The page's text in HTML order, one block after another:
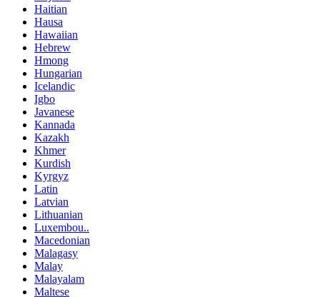
Haitian
Hausa
Hawaiian
Hebrew
Hmong
Hungarian
Icelandic
Igbo
Javanese
Kannada
Kazakh
Khmer
Kurdish
Kyrgyz
Latin
Latvian
Lithuanian
Luxembou..
Macedonian
Malagasy
Malay
Malayalam
Maltese